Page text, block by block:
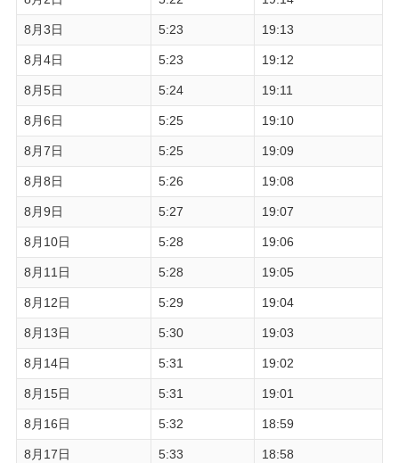
8月3日 5:23 19:13
8月4日 5:23 19:12
8月5日 5:24 19:11
8月6日 5:25 19:10
8月7日 5:25 19:09
8月8日 5:26 19:08
8月9日 5:27 19:07
8月10日 5:28 19:06
8月11日 5:28 19:05
8月12日 5:29 19:04
8月13日 5:30 19:03
8月14日 5:31 19:02
8月15日 5:31 19:01
8月16日 5:32 18:59
8月17日 5:33 18:58